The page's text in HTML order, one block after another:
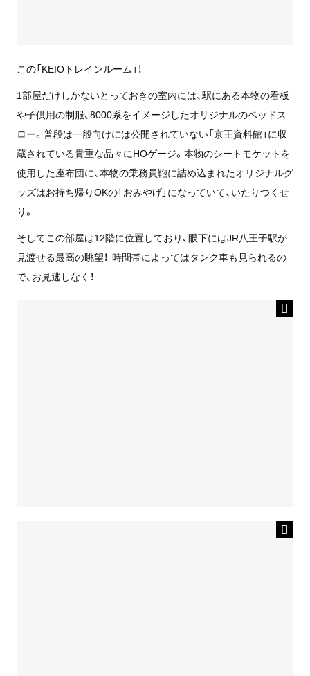
この「KEIOトレインルーム」！
1部屋だけしかないとっておきの室内には、駅にある本物の看板
や子供用の制服、8000系をイメージしたオリジナルのベッドス
ロー。普段は一般向けには公開されていない「京王資料館」に収
蔵されている貴重な品々にHOゲージ。本物のシートモケットを
使用した座布団に、本物の乗務員鞄に詰め込まれたオリジナルグ
ッズはお持ち帰りOKの「おみやげ」になっていて、いたりつくせ
り。
そしてこの部屋は12階に位置しており、眼下にはJR八王子駅が
見渡せる最高の眺望！ 時間帯によってはタンク車も見られるの
で、お見逃しなく！